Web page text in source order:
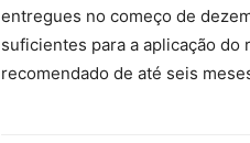
entregues no começo de
suficientes para a aplicação
recomendado de até seis